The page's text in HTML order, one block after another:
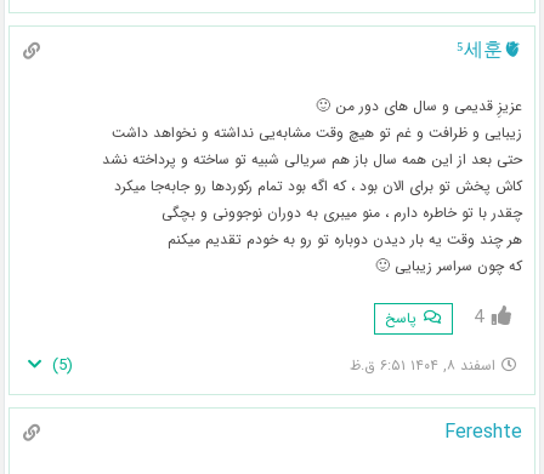
⁵세훈🫀
عزیزِ قدیمی و سال های دور من 🙂
زیبایی و ظرافت و غم تو هیچ وقت مشابه‌یی نداشته و نخواهد داشت
حتی بعد از این همه سال باز هم سریالی شبیه تو ساخته و پرداخته نشد
کاش پخش تو برای الان بود ، که اگه بود تمام رکورد‌ها رو جابه‌جا میکرد
چقدر با تو خاطره دارم ، منو میبری به دوران نوجوونی و بچگی
هر چند وقت یه بار دیدن دوباره تو رو به خودم تقدیم میکنم
که چون سراسر زیبایی 🙂
4 پاسخ
اسفند ۸, ۱۴۰۴ ۶:۵۱ ق.ظ (
5
)
Fereshte